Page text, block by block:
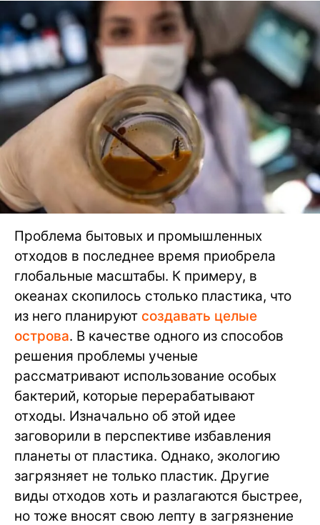
Проблема бытовых и промышленных
отходов в последнее время приобрела
глобальные масштабы. К примеру, в
океанах скопилось столько пластика, что
из него планируют создавать целые
острова. В качестве одного из способов
решения проблемы ученые
рассматривают использование особых
бактерий, которые перерабатывают
отходы. Изначально об этой идее
заговорили в перспективе избавления
планеты от пластика. Однако, экологию
загрязняет не только пластик. Другие
виды отходов хоть и разлагаются быстрее,
но тоже вносят свою лепту в загрязнение